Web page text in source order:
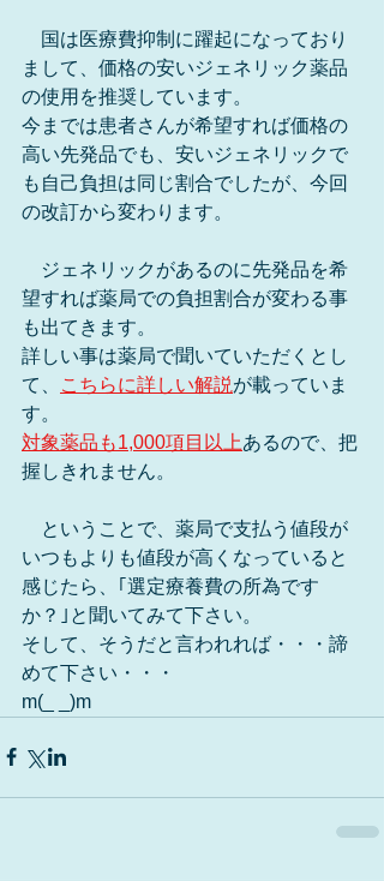
国は医療費抑制に躍起になっており
まして、価格の安いジェネリック薬品
の使用を推奨しています。
今までは患者さんが希望すれば価格の
高い先発品でも、安いジェネリックで
も自己負担は同じ割合でしたが、今回
の改訂から変わります。
ジェネリックがあるのに先発品を希
望すれば薬局での負担割合が変わる事
も出てきます。
詳しい事は薬局で聞いていただくとし
て、
こちらに詳しい解説が載っていま
す。
対象薬品も1,000項目以上あるので、把
握しきれません。
ということで、薬局で支払う値段が
いつもよりも値段が高くなっていると
感じたら、｢選定療養費の所為です
か？｣と聞いてみて下さい。
そして、そうだと言われれば・・・諦
めて下さい・・・
m(_ _)m